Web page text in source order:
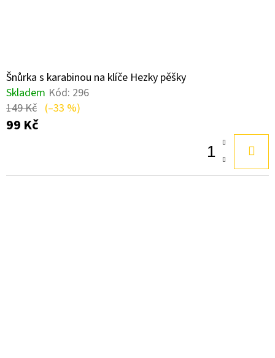
Šnůrka s karabinou na klíče Hezky pěšky
Skladem Kód: 296
149 Kč (–33 %)
99 Kč